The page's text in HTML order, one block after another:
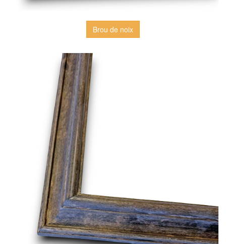
Brou de noix